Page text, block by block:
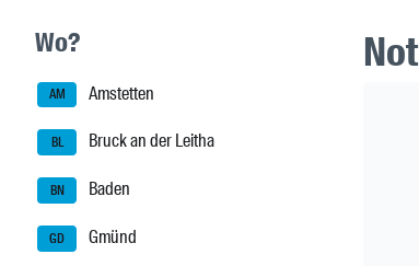
Seitenleisten-Navigation
Wo?
AM Amstetten
BL Bruck an der Leitha
BN Baden
GD Gmünd